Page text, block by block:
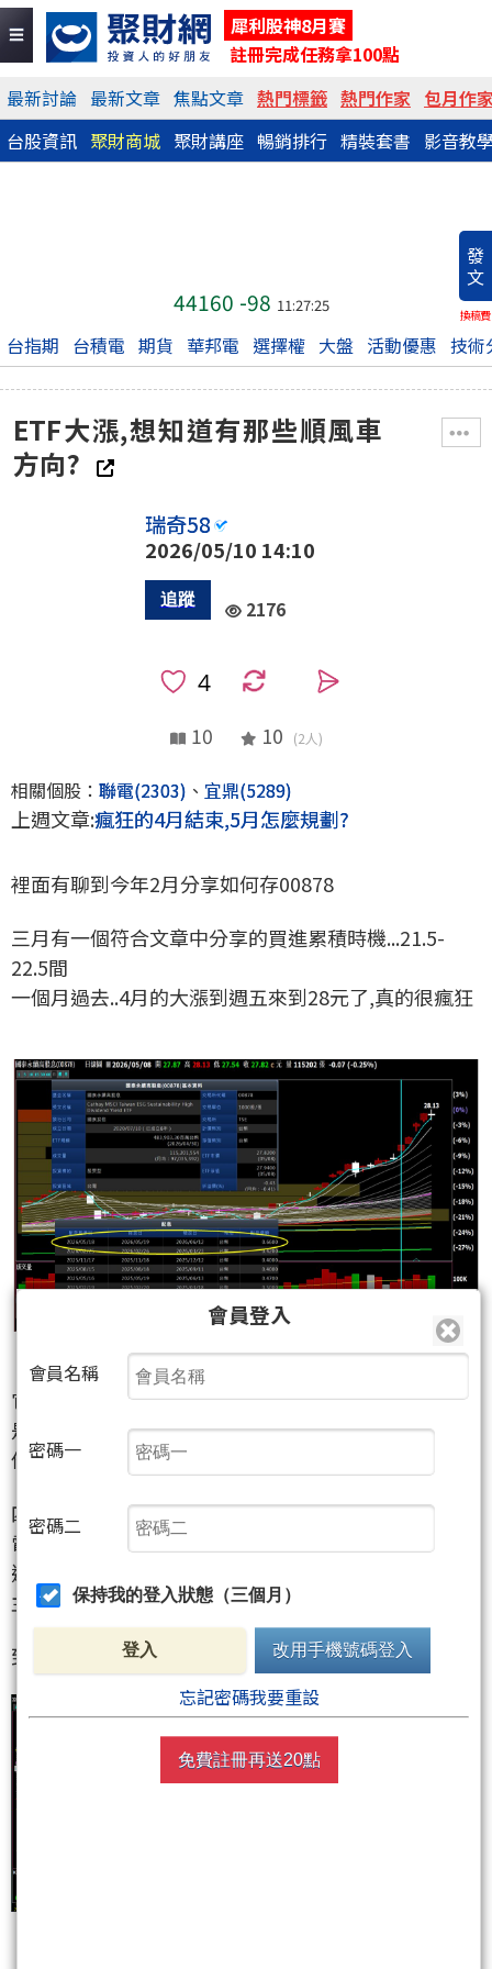
犀利股神8月賽
註冊完成任務拿100點
最新討論 最新文章 焦點文章 熱門標籤 熱門作家 包月作
台股資訊 聚財商城 聚財講座 暢銷排行 精裝套書 影音教
發
文
換稿費
44160 -98 11:27:25
台指期 台積電 期貨 華邦電 選擇權 大盤 活動優惠 技術
ETF大漲,想知道有那些順風車
方向?
瑞奇58
2026/05/10 14:10
2176
10 10 (2人)
相關個股： 聯電(2303) 、 宜鼎(5289)
上週文章:瘋狂的4月結束,5月怎麼規劃?
裡面有聊到今年2月分享如何存00878
三月有一個符合文章中分享的買進累積時機...21.5-
22.5間
一個月過去..4月的大漲到週五來到28元了,真的很瘋狂
它的規模到四月底近5000億,當它大漲時,我們可以知道
是一股很有力量的勢力
他的成份股就有值得觀察的亮點
四月大漲到五月前二週,幾乎沒有回跌,是因為成份股聯
電聯發科大漲造成00878大漲?
還是00878得到更多投資人的青睞更多的資金後,造成
主要成份股聯電聯發科漲?
到底是誰主動誰被動?
會員登入
會員名稱
密碼一
密碼二
保持我的登入狀態（三個月）
登入 改用手機號碼登入
忘記密碼我要重設
免費註冊再送20點